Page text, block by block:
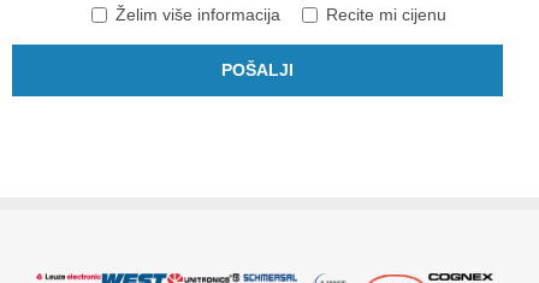
Želim više informacija
Recite mi cijenu